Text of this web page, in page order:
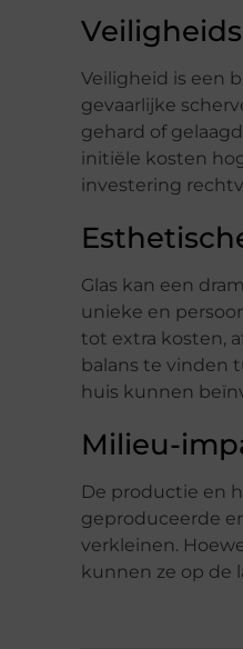
Veiligheid is een
gevaarlijke
gehard of
initiële kosten
investering
Glas kan een
unieke en
tot extra kosten,
balans te vinden
huis kunnen
Milieu-
De productie en
geproduceerde
verkleinen.
kunnen ze op de